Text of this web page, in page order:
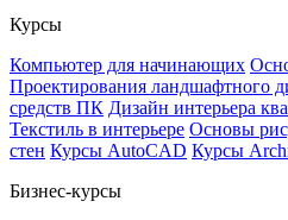
Курсы
Компьютер для начинающих
Проектирования ландшафтного
средств ПК Дизайн интерьера
Текстиль в интерьере Основы
стен Курсы AutoCAD Курсы
Бизнес-курсы